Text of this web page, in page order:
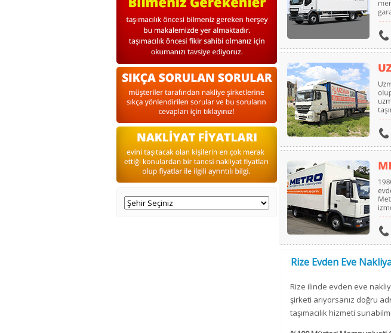
Rize Evden Eve
Rize ilinde evden eve
şirketi arıyorsanız doğru
taşımacılık hizmeti